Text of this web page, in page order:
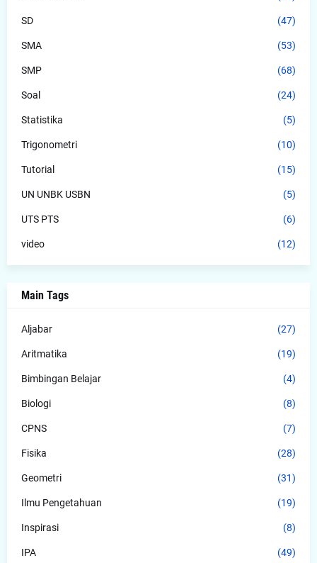
SD (47)
SMA (53)
SMP (68)
Soal (24)
Statistika (5)
Trigonometri (10)
Tutorial (15)
UN UNBK USBN (5)
UTS PTS (6)
video (12)
Main Tags
Aljabar (27)
Aritmatika (19)
Bimbingan Belajar (4)
Biologi (8)
CPNS (7)
Fisika (28)
Geometri (31)
Ilmu Pengetahuan (19)
Inspirasi (8)
IPA (49)